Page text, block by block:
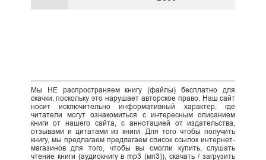
Мы НЕ распространяем книгу (файлы) бесплатно для
скачки, поскольку это нарушает авторское право. Наш сайт
носит исключительно информативный характер, где
читатели могут ознакомиться с интересным описанием
книги от нашего сайта, с аннотацией от издательства,
отзывами и цитатами из книги. Для того чтобы получить
книгу, мы предлагаем предлагаем список ссылок интернет-
магазинов для того, чтобы вы смогли купить, слушать
чтение книги (аудиокнигу в mp3 (мп3)), скачать / загрузить